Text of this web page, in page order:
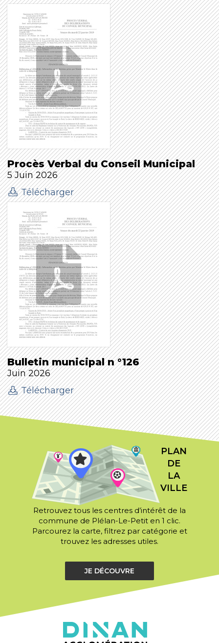
Procès Verbal du Conseil Municipal
5 Juin 2026
Télécharger
Bulletin municipal n °126
Juin 2026
Télécharger
PLAN
DE
LA
VILLE
Retrouvez tous les centres d’intérêt de la
commune de Plélan-Le-Petit en 1 clic.
Parcourez la carte, filtrez par catégorie et
trouvez les adresses utiles.
JE DÉCOUVRE